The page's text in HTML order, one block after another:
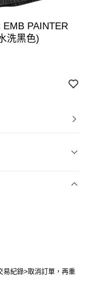
PAINTER
洗黑色)
易紀錄>取消訂單，再重